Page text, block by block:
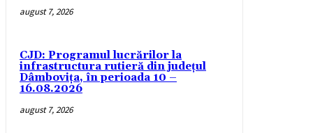
august 7, 2026
CJD: Programul lucrărilor la
infrastructura rutieră din județul
Dâmbovița, în perioada 10 –
16.08.2026
august 7, 2026